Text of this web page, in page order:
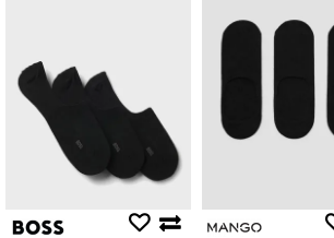
Анти спам заштита - пресметајте колку е 9 - 4 :